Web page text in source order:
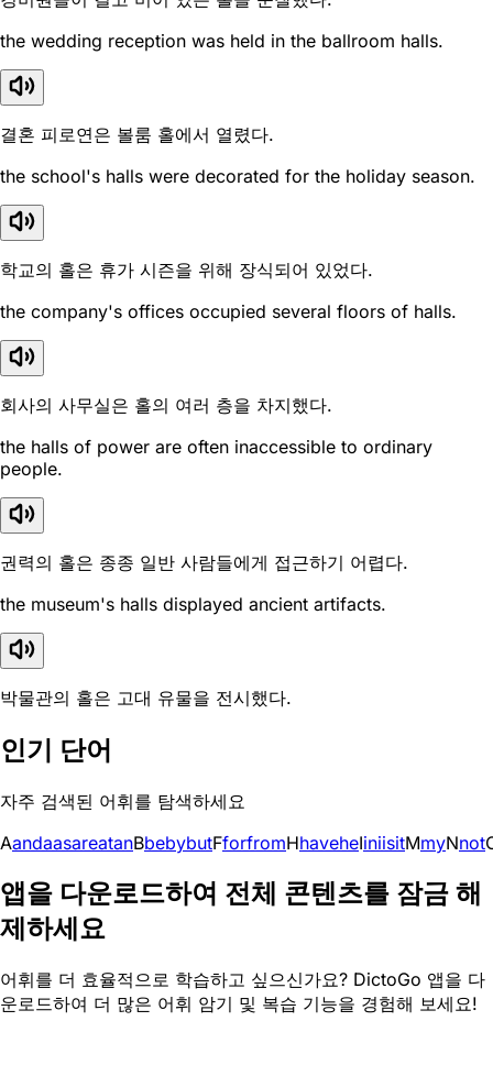
the wedding reception was held in the ballroom halls.
결혼 피로연은 볼룸 홀에서 열렸다.
the school's halls were decorated for the holiday season.
학교의 홀은 휴가 시즌을 위해 장식되어 있었다.
the company's offices occupied several floors of halls.
회사의 사무실은 홀의 여러 층을 차지했다.
the halls of power are often inaccessible to ordinary
people.
권력의 홀은 종종 일반 사람들에게 접근하기 어렵다.
the museum's halls displayed ancient artifacts.
박물관의 홀은 고대 유물을 전시했다.
인기 단어
자주 검색된 어휘를 탐색하세요
AandaasareatanBbebybutFforfromHhaveheIiniisitMmyNnot
앱을 다운로드하여 전체 콘텐츠를 잠금 해
제하세요
어휘를 더 효율적으로 학습하고 싶으신가요? DictoGo 앱을 다
운로드하여 더 많은 어휘 암기 및 복습 기능을 경험해 보세요!